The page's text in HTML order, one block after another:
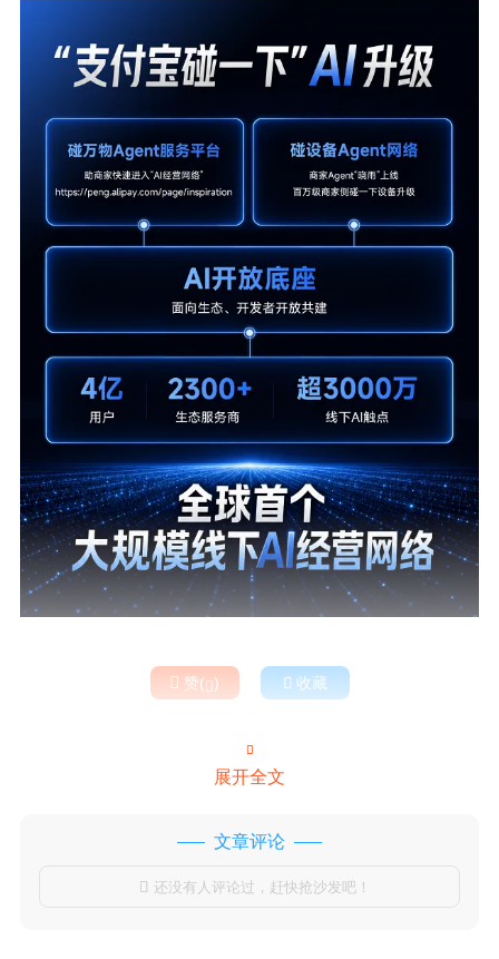
 赞()  收藏

展开全文
文章评论
 还没有人评论过，赶快抢沙发吧！